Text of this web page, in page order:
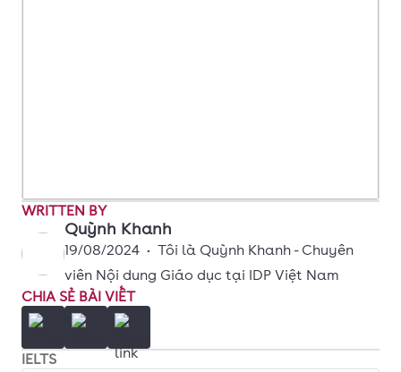
WRITTEN BY
Quỳnh Khanh
19/08/2024 • Tôi là Quỳnh Khanh - Chuyên
viên Nội dung Giáo dục tại IDP Việt Nam
CHIA SẺ BÀI VIẾT
IELTS